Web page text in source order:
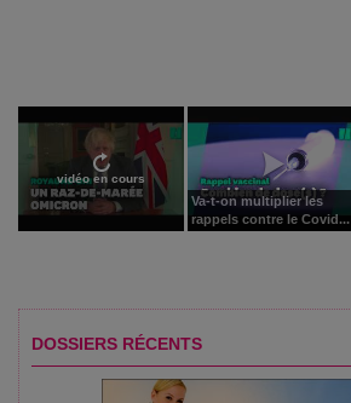
vidéo en cours
Va-t-on multiplier les
rappels contre le Covid...
DOSSIERS RÉCENTS